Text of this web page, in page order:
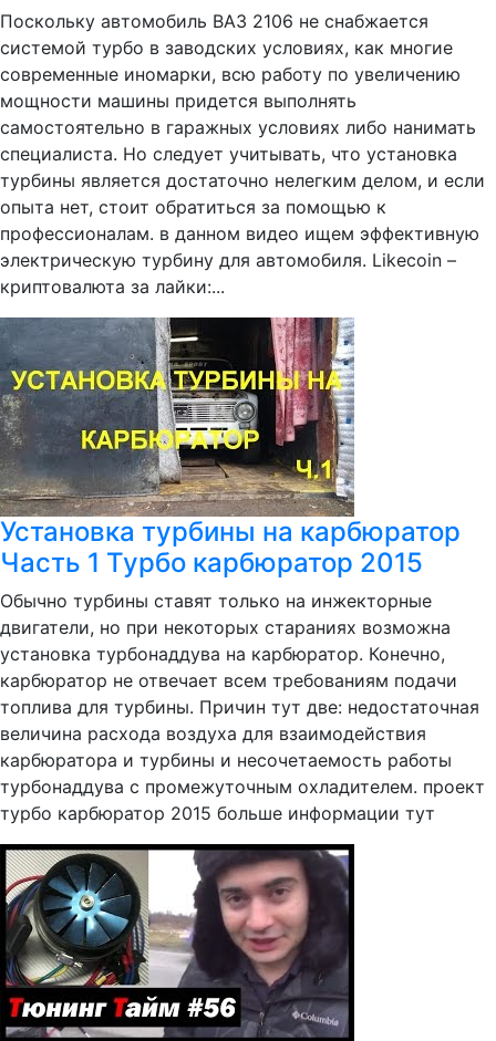
Поскольку автомобиль ВАЗ 2106 не снабжается
системой турбо в заводских условиях, как многие
современные иномарки, всю работу по увеличению
мощности машины придется выполнять
самостоятельно в гаражных условиях либо нанимать
специалиста. Но следует учитывать, что установка
турбины является достаточно нелегким делом, и если
опыта нет, стоит обратиться за помощью к
профессионалам. в данном видео ищем эффективную
электрическую турбину для автомобиля. Likecoin –
криптовалюта за лайки:...
Установка турбины на карбюратор
Часть 1 Турбо карбюратор 2015
Обычно турбины ставят только на инжекторные
двигатели, но при некоторых стараниях возможна
установка турбонаддува на карбюратор. Конечно,
карбюратор не отвечает всем требованиям подачи
топлива для турбины. Причин тут две: недостаточная
величина расхода воздуха для взаимодействия
карбюратора и турбины и несочетаемость работы
турбонаддува с промежуточным охладителем. проект
турбо карбюратор 2015 больше информации тут